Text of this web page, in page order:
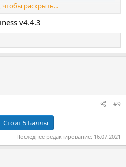
раскрыть...
v4.4.3
#9
Последнее редактирование: 16.07.2021